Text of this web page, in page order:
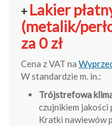
+ Lakier
(metalik/
za 0 zł
Cena z VAT na
W standardzie m. in.:
Trójstrefowa
czujnikiem
Kratki nawiewów